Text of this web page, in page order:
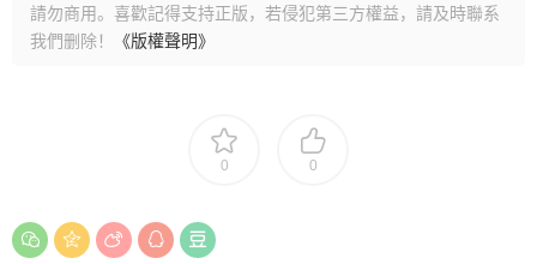
請勿商用。喜歡記得支持正版，若侵犯第三方權益，請及時聯系
我們删除！
《版權聲明》
0 0